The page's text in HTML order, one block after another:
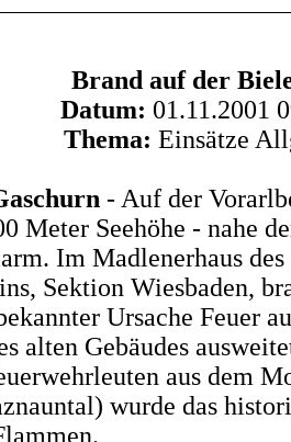
Brand auf der
Datum: 01.11.2001
Thema: Einsätze
- Auf der
Meter Seehöhe - nahe
Im Madlenerhaus des
Sektion Wiesbaden,
Ursache Feuer
alten Gebäudes
aus dem
wurde das